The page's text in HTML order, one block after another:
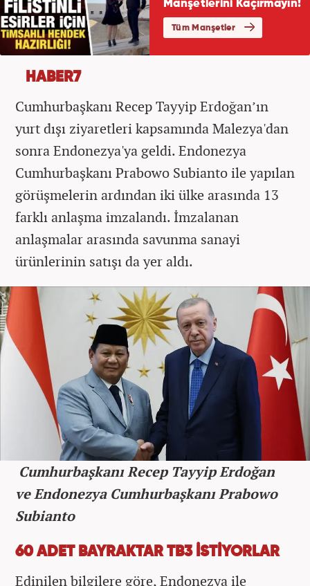
HABER7
Cumhurbaşkanı Recep Tayyip Erdoğan’ın
yurt dışı ziyaretleri kapsamında Malezya'dan
sonra Endonezya'ya geldi. Endonezya
Cumhurbaşkanı Prabowo Subianto ile yapılan
görüşmelerin ardından iki ülke arasında 13
farklı anlaşma imzalandı. İmzalanan
anlaşmalar arasında savunma sanayi
ürünlerinin satışı da yer aldı.
Cumhurbaşkanı Recep Tayyip Erdoğan
veEndonezya Cumhurbaşkanı Prabowo
Subianto
60 ADET BAYRAKTAR TB3 İSTİYORLAR
Edinilen bilgilere göre, Endonezya ile